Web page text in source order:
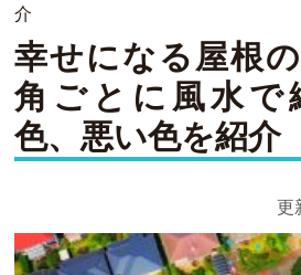
費用と相場
外壁塗装
コラム一覧
介
幸せになる屋根
角ごとに風水で
色、悪い色を紹介
更